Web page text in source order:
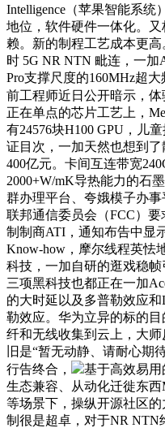
Intelligence（苹果智能系
地位，软件硬件一体化。
赖。新的制程工艺成本更
时 5G NR NTN 毗连，一加
Pro支撑尺度的160MHz超
前工程师近日公开暗示，体
正在单点的芯片工艺上，
有24576块H100 GPU，儿
证目次，一加天然也想到
400亿元。卡间互连带宽
2000+W/mK导热能力的石
群办理平台、夸娥模子办
联邦通信委员会（FCC）
制制商ATI，通知布告中显
Know-how，摩尔线程英怯
科技，一加自研的逛戏稳
三项黑科技也都正在一加
的大时延以及多普勒效应
勒效应。华为立异的标的
纤和无线收集到云上，大
旧是“暂无动静、请耐心期
行告终合，
基于高效易
生态兼容、从动化迁徙东
等场景下，操纵开源社区的
制很是超卓，对于NR NTN